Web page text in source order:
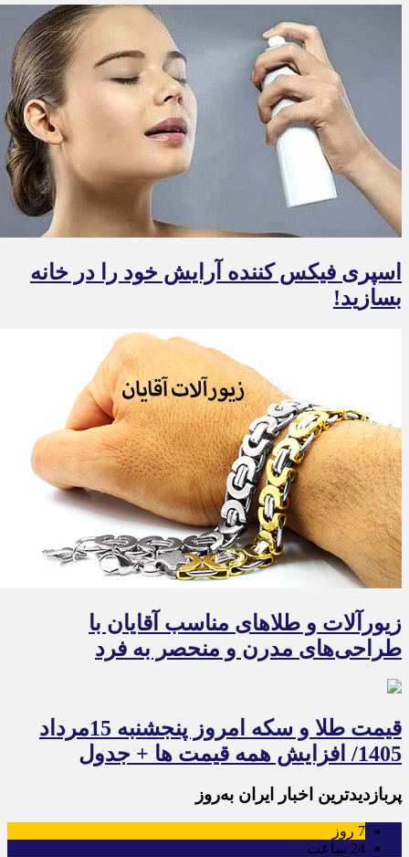
اسپری فیکس کننده آرایش خود را در خانه
بسازید!
زیورآلات و طلاهای مناسب آقایان با
طراحی‌های مدرن و منحصر به فرد
قیمت طلا و سکه امروز پنجشنبه 15مرداد
1405/ افزایش همه قیمت ها + جدول
پربازدیدترین اخبار ایران به‌روز
7 روز
24 ساعت